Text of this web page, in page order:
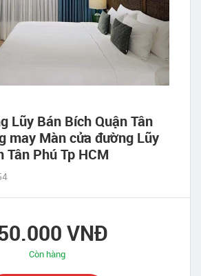
Lũy Bán Bích Quận Tân
may Màn cửa đường Lũy
Tân Phú Tp HCM
VNĐ
Còn hàng